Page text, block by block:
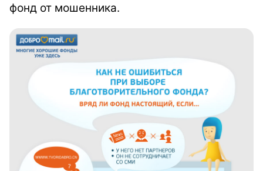
фонд от мошенника.